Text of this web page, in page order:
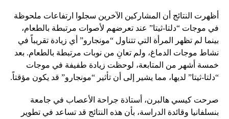
أظهرت النتائج أن المشاركين الآخرين سجلوا ارتفاعات ملحوظة
في موجات “دلتا-ثيتا” عند تعرضهم لأصوات مرتبطة بالطعام،
بينما لم تظهر المرأة التي تتناول “مونجارو” أي زيادة تقريباً في
نشاط موجات الدماغ، ولم تعانِ من نوبات مرتبطة بالطعام. بعد
خمسة أشهر من المتابعة، لوحظت زيادة طفيفة في موجات
“دلتا-ثيتا” لديها، مما يشير إلى أن تأثير “مونجارو” قد يكون مؤقتاً.
صرحت كيسي هالبرن، أستاذة جراحة الأعصاب في جامعة
بنسلفانيا وقائدة الدراسة، بأن هذه النتائج قد تساعد في تطوير